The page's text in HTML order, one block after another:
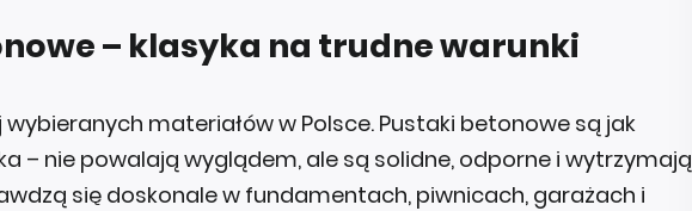
– klasyka na trudne warunki
wybieranych materiałów w Polsce. Pustaki betonowe są jak
– nie powalają wyglądem, ale są solidne, odporne i wytrzymają
się doskonale w fundamentach, piwnicach, garażach i